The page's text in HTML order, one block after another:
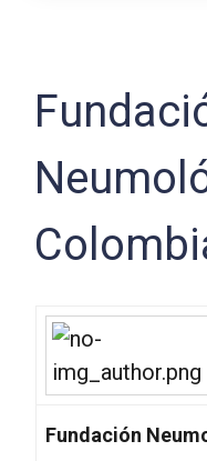
Fundación